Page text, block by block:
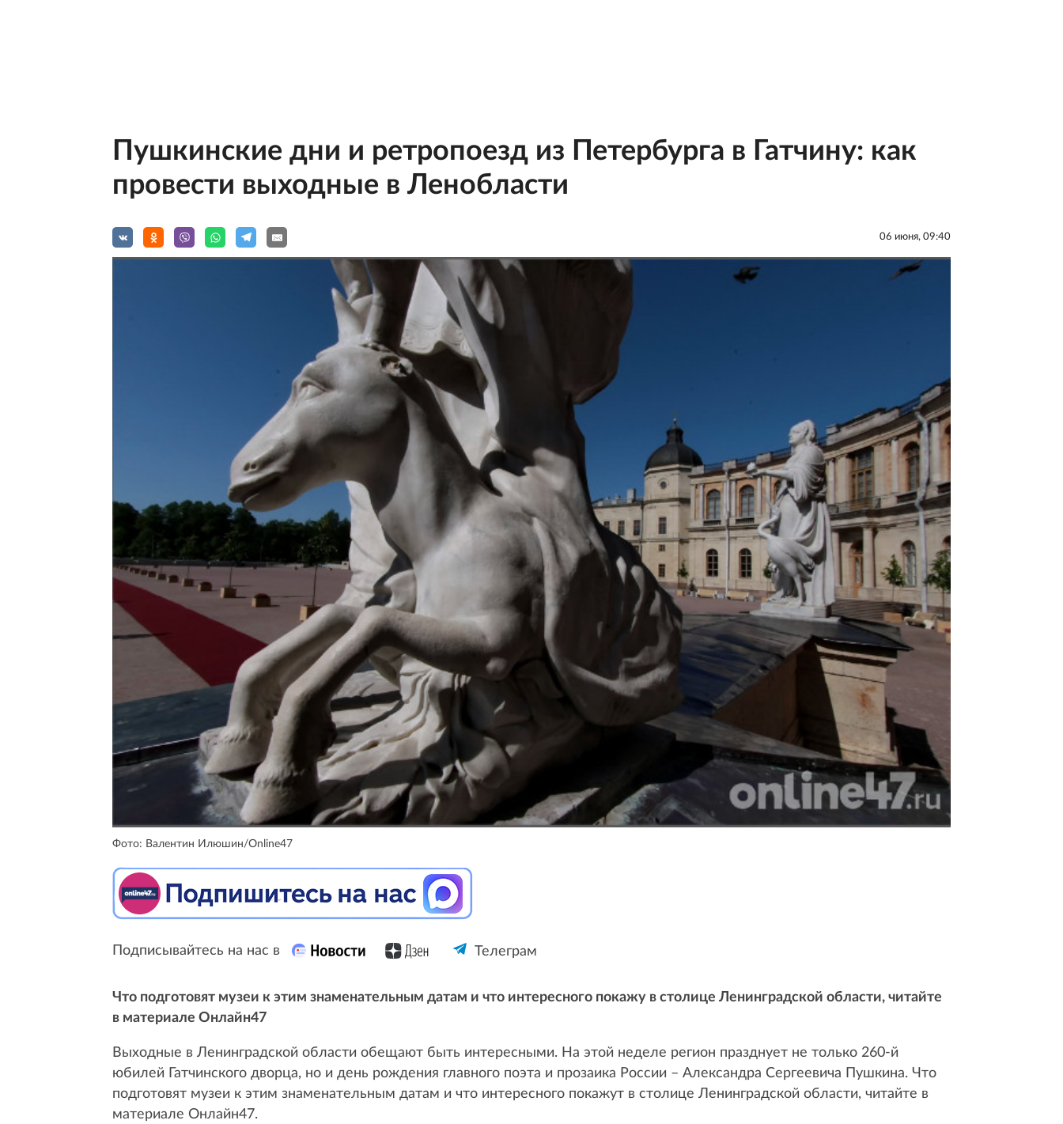
Пушкинские дни и ретропоезд из Петербурга в Гатчину: как
провести выходные в Ленобласти
06 июня, 09:40
Фото: Валентин Илюшин/Online47
Подписывайтесь на нас в Телеграм
Что подготовят музеи к этим знаменательным датам и что интересного покажу в столице Ленинградской области, читайте
в материале Онлайн47
Выходные в Ленинградской области обещают быть интересными. На этой неделе регион празднует не только 260-й
юбилей Гатчинского дворца, но и день рождения главного поэта и прозаика России – Александра Сергеевича Пушкина. Что
подготовят музеи к этим знаменательным датам и что интересного покажут в столице Ленинградской области, читайте в
материале Онлайн47.